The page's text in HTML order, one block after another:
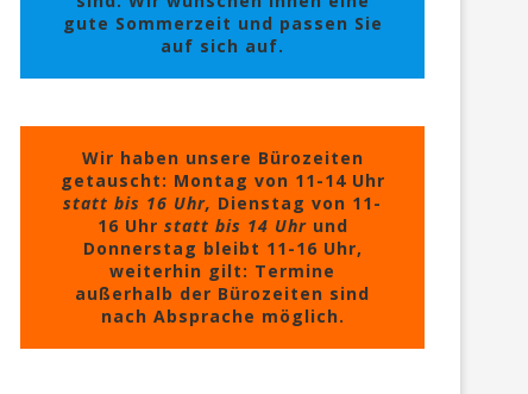
gute Sommerzeit und passen Sie
auf sich auf.
Wir haben unsere Bürozeiten
getauscht: Montag von 11-14 Uhr
statt bis 16 Uhr, Dienstag von 11-
16 Uhr statt bis 14 Uhrund
Donnerstag bleibt 11-16 Uhr,
weiterhin gilt: Termine
außerhalb der Bürozeiten sind
nach Absprache möglich.